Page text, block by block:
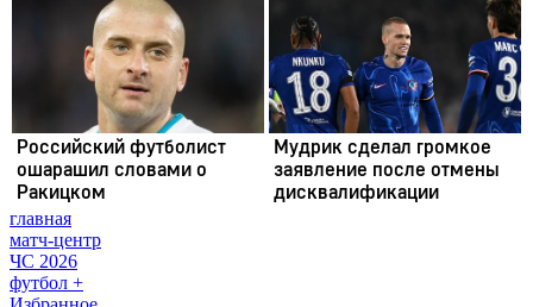
главная
матч-центр
ЧС 2026
футбол +